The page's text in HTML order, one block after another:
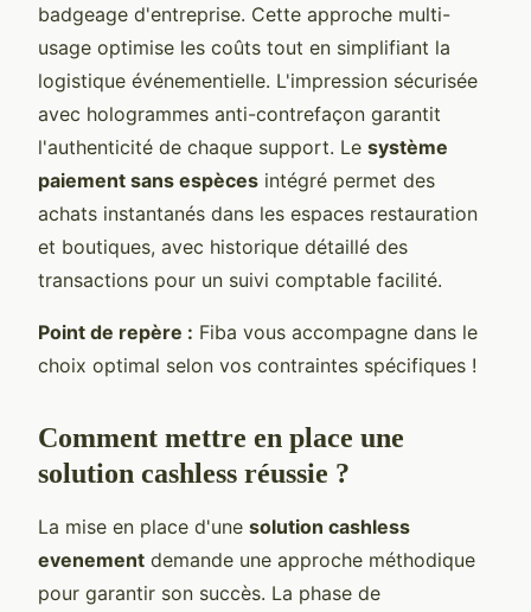
badgeage d'entreprise. Cette approche multi-
usage optimise les coûts tout en simplifiant la
logistique événementielle. L'impression sécurisée
avec hologrammes anti-contrefaçon garantit
l'authenticité de chaque support. Le système
paiement sans espèces intégré permet des
achats instantanés dans les espaces restauration
et boutiques, avec historique détaillé des
transactions pour un suivi comptable facilité.
Point de repère : Fiba vous accompagne dans le
choix optimal selon vos contraintes spécifiques !
Comment mettre en place une
solution cashless réussie ?
La mise en place d'une solution cashless
evenement demande une approche méthodique
pour garantir son succès. La phase de